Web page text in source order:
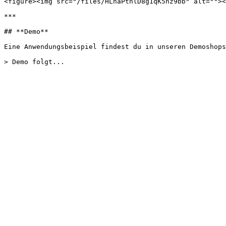
***
## **Demo**
Eine Anwendungsbeispiel findest du in unseren